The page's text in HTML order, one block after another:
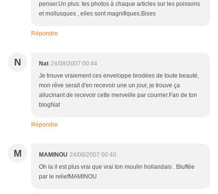
penser.Un plus: tes photos à chaque articles sur les poissons
et mollusques , elles sont magnifiques.Bises
Répondre
N Nat 24/08/2007 00:44
Je trouve vraiement ces enveloppe brodées de toute beauté,
mon rêve serait d'en recevoir une un jour, je trouve ça
allucinant de recevoir cette merveille par courrier.Fan de ton
blogNat
Répondre
M MAMINOU 24/08/2007 00:40
Oh la il est plus vrai que vrai ton moulin hollandais . Bluffée
par le reliefMAMINOU